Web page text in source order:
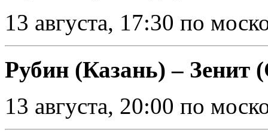
13 августа, 17:30 по
Рубин (Казань) – Зенит
13 августа, 20:00 по